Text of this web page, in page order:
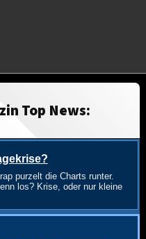
Top News:
purzelt die Charts runter.
los? Krise, oder nur kleine